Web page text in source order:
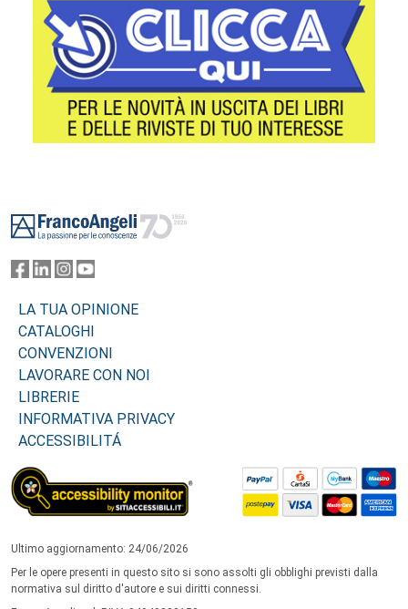
LA TUA OPINIONE
CATALOGHI
CONVENZIONI
LAVORARE CON NOI
LIBRERIE
INFORMATIVA PRIVACY
ACCESSIBILITÁ
Ultimo aggiornamento: 24/06/2026
Per le opere presenti in questo sito si sono assolti gli obblighi previsti dalla
normativa sul diritto d'autore e sui diritti connessi.